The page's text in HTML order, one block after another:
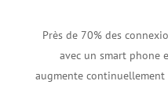
Près de 70% des
avec un smart phone
augmente